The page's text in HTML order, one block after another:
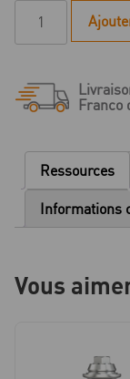
Coiffe
Multi-
unit
Franco
Ressources
Informations
Vous